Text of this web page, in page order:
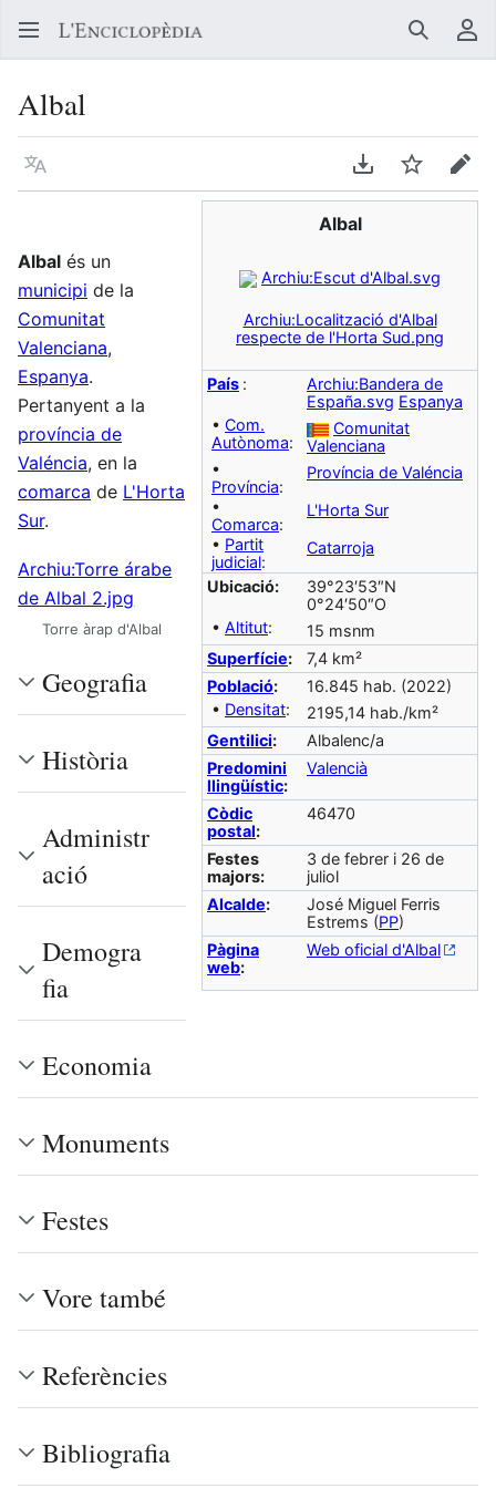
Buscar
Albal
Llegir en un atre idioma Descarregar en
Vigilar
Albal
Archiu:Escut d'Albal.svg
Archiu:Localització d'Albal
respecte de l'Horta Sud.png
País :
Archiu:Bandera de
España.svg Espanya
• Com.
Autònoma:
Comunitat
Valenciana
•
Província:
Província de Valéncia
•
Comarca:
L'Horta Sur
• Partit
judicial:
Catarroja
Ubicació:
39°23′53″N
0°24′50″O
• Altitut:
15 msnm
Superfície:
7,4 km²
Població:
16.845 hab. (2022)
• Densitat:
2195,14 hab./km²
Gentilici:
Albalenc/a
Predomini
llingüístic:
Valencià
Còdic
postal:
46470
Festes
majors:
3 de febrer i 26 de
juliol
Alcalde:
José Miguel Ferris
Estrems (PP)
Pàgina
web:
Web oficial d'Albal
Albal és un
municipi de la
Comunitat
Valenciana,
Espanya.
Pertanyent a la
província de
Valéncia, en la
comarca de L'Horta
Sur.
Archiu:Torre árabe
de Albal 2.jpg
Torre àrap d'Albal
Geografia
Història
Administr
ació
Demogra
fia
Economia
Monuments
Festes
Vore també
Referències
Bibliografia